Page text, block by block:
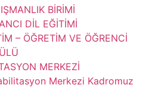
BİRİMİ
DİL EĞİTİMİ
– ÖĞRETİM VE ÖĞRENCİ
MERKEZİ
Merkezi Kadromuz